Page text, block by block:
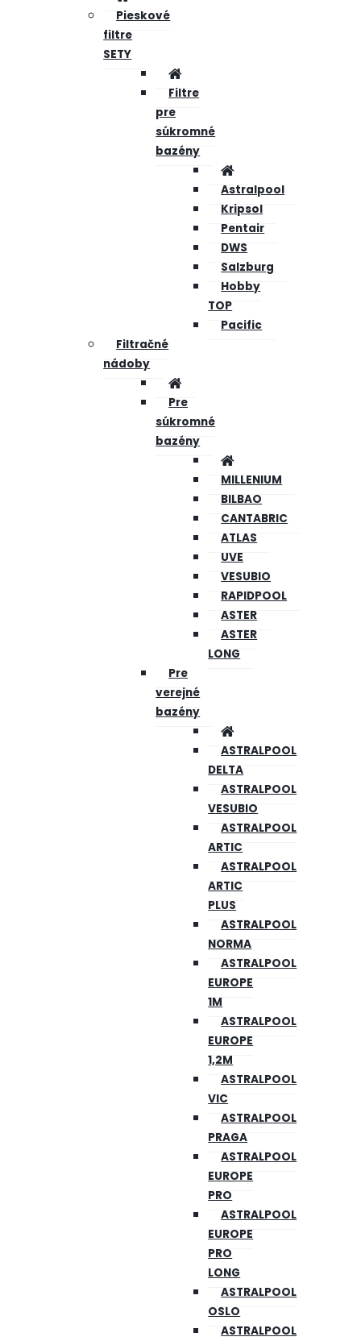
Pieskové
filtre
SETY
Filtre
pre
súkromné
bazény
Astralpool
Kripsol
Pentair
DWS
Salzburg
Hobby
TOP
Pacific
Filtračné
nádoby
Pre
súkromné
bazény
MILLENIUM
BILBAO
CANTABRIC
ATLAS
UVE
VESUBIO
RAPIDPOOL
ASTER
ASTER
LONG
Pre
verejné
bazény
ASTRALPOOL
DELTA
ASTRALPOOL
VESUBIO
ASTRALPOOL
ARTIC
ASTRALPOOL
ARTIC
PLUS
ASTRALPOOL
NORMA
ASTRALPOOL
EUROPE
1M
ASTRALPOOL
EUROPE
1,2M
ASTRALPOOL
VIC
ASTRALPOOL
PRAGA
ASTRALPOOL
EUROPE
PRO
ASTRALPOOL
EUROPE
PRO
LONG
ASTRALPOOL
OSLO
ASTRALPOOL